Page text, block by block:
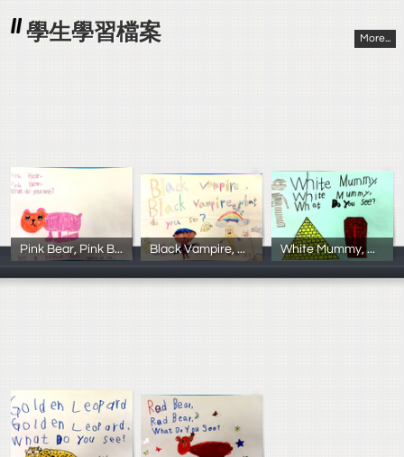
學生學習檔案 More...
Pink Bear, Pink Bear, What Do You See? Black Vampire, Black Vampire, What Do You See? White Mummy, White Mummy, What Do You See?